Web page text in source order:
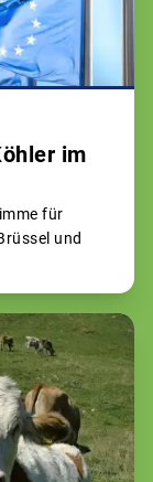
im
für
und